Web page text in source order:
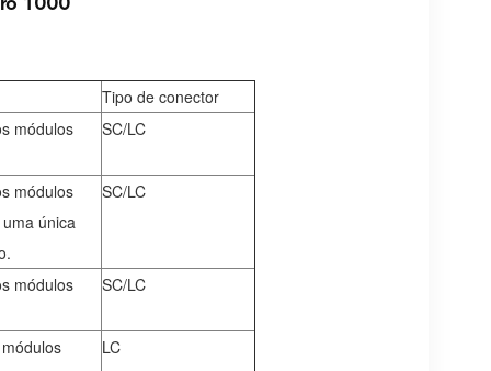
Tipo de conector
módulos
SC/LC
módulos
única
SC/LC
módulos
SC/LC
LC